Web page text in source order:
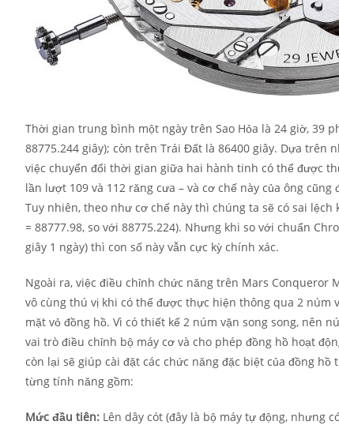
Thời gian trung bình một ngày trên Sao Hỏa là 24 giờ, 39
88775.244 giây); còn trên Trái Đất là 86400 giây. Dựa trên
việc chuyển đổi thời gian giữa hai hành tinh có thể được
lần lượt 109 và 112 răng cưa – và cơ chế này của ông cũng
Tuy nhiên, theo như cơ chế này thì chúng ta sẽ có sai lệch
= 88777.98, so với 88775.224). Nhưng khi so với chuẩn
giây 1 ngày) thì con số này vẫn cực kỳ chính xác.
Ngoài ra, việc điều chỉnh chức năng trên Mars Conqueror
vô cùng thú vị khi có thể được thực hiện thông qua 2 núm
mặt vỏ đồng hồ. Vì có thiết kế 2 núm vặn song song, nên
vai trò điều chỉnh bộ máy cơ và cho phép đồng hồ hoạt
còn lại sẽ giúp cài đặt các chức năng đặc biệt của đồng
từng tính năng gồm:
Mức đầu tiên: Lên dây cót (đây là bộ máy tự động, nhưng